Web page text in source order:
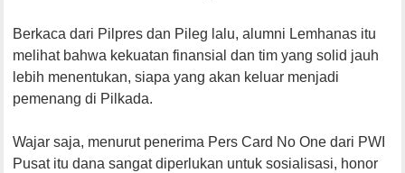
Berkaca dari Pilpres dan Pileg lalu, alumni Lemhanas itu
melihat bahwa kekuatan finansial dan tim yang solid jauh
lebih menentukan, siapa yang akan keluar menjadi
pemenang di Pilkada.
Wajar saja, menurut penerima Pers Card No One dari PWI
Pusat itu dana sangat diperlukan untuk sosialisasi, honor